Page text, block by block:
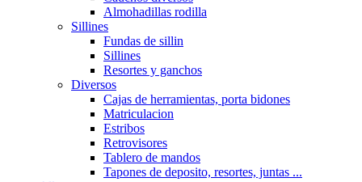
Almohadillas rodilla
Sillines
Fundas de sillin
Sillines
Resortes y ganchos
Diversos
Cajas de herramientas, porta bidones
Matriculacion
Estribos
Retrovisores
Tablero de mandos
Tapones de deposito, resortes, juntas ...